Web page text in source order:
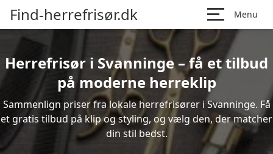
Find-herrefrisør.dk Menu
Herrefrisør i Svanninge – få et tilbud
på moderne herreklip
Sammenlign priser fra lokale herrefrisører i Svanninge. Få
et gratis tilbud på klip og styling, og vælg den, der matcher
din stil bedst.